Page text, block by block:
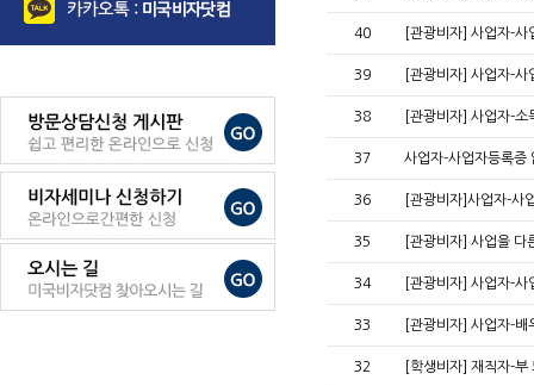
40 [관광비자] 사업자-
39 [관광비자] 사업자-
38 [관광비자] 사업자-
37 사업자-사업자등록증
36 [관광비자]사업자-사
35 [관광비자] 사업을
34 [관광비자] 사업자-
33 [관광비자] 사업자-
32 [학생비자] 재직자-